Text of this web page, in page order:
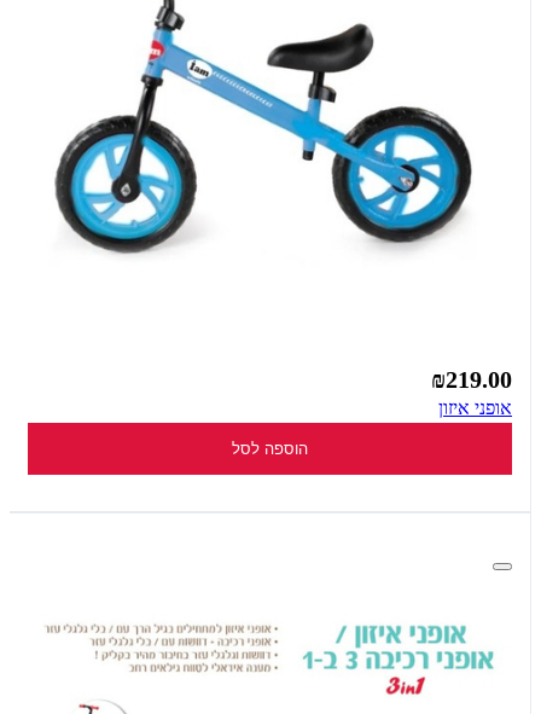
₪219.00
אופני איזון
הוספה לסל